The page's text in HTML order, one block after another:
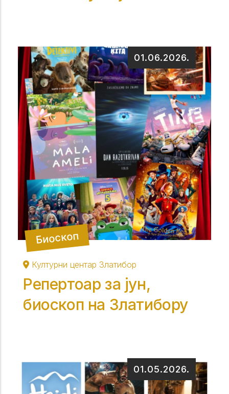
01.06.2026.
Биоскоп
Културни центар Златибор
Репертоар за јун,
биоскоп на Златибору
01.05.2026.